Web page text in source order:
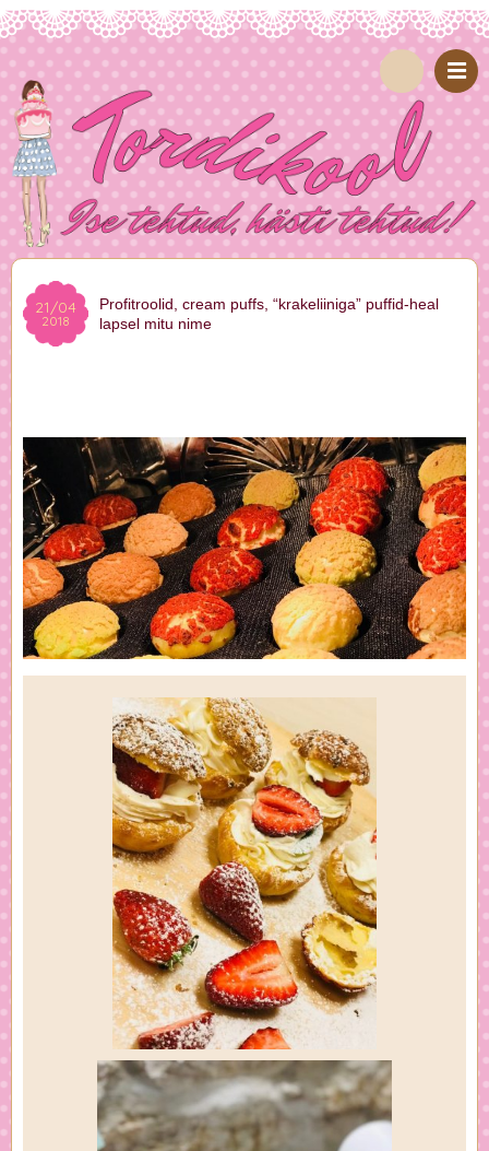
21/04
2018
Profitroolid, cream puffs, “krakeliiniga” puffid-heal
lapsel mitu nime